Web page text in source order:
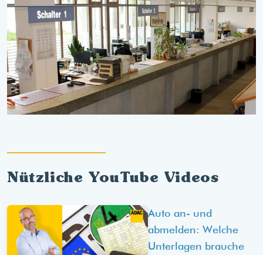
Nützliche YouTube Videos
Auto an- und
abmelden: Welche
Unterlagen brauche